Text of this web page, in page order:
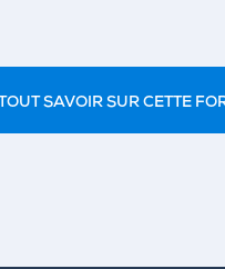
TOUT SAVOIR SUR CETTE